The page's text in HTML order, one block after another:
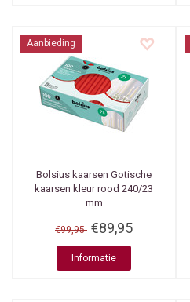
Aanbieding
Bolsius kaarsen Gotische
kaarsen kleur rood 240/23
mm
€99,95 €89,95
Informatie